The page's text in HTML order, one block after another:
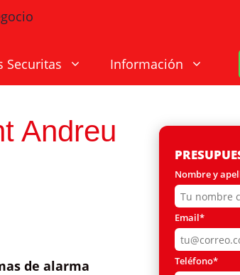
Securitas Información
Andreu
de alarma
Nombre y
Email*
Teléfono*